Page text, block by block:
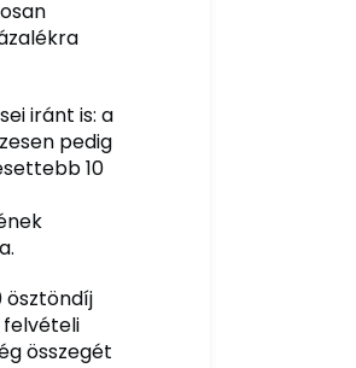
iránt is: a
pedig
10
ösztöndíj
összegét